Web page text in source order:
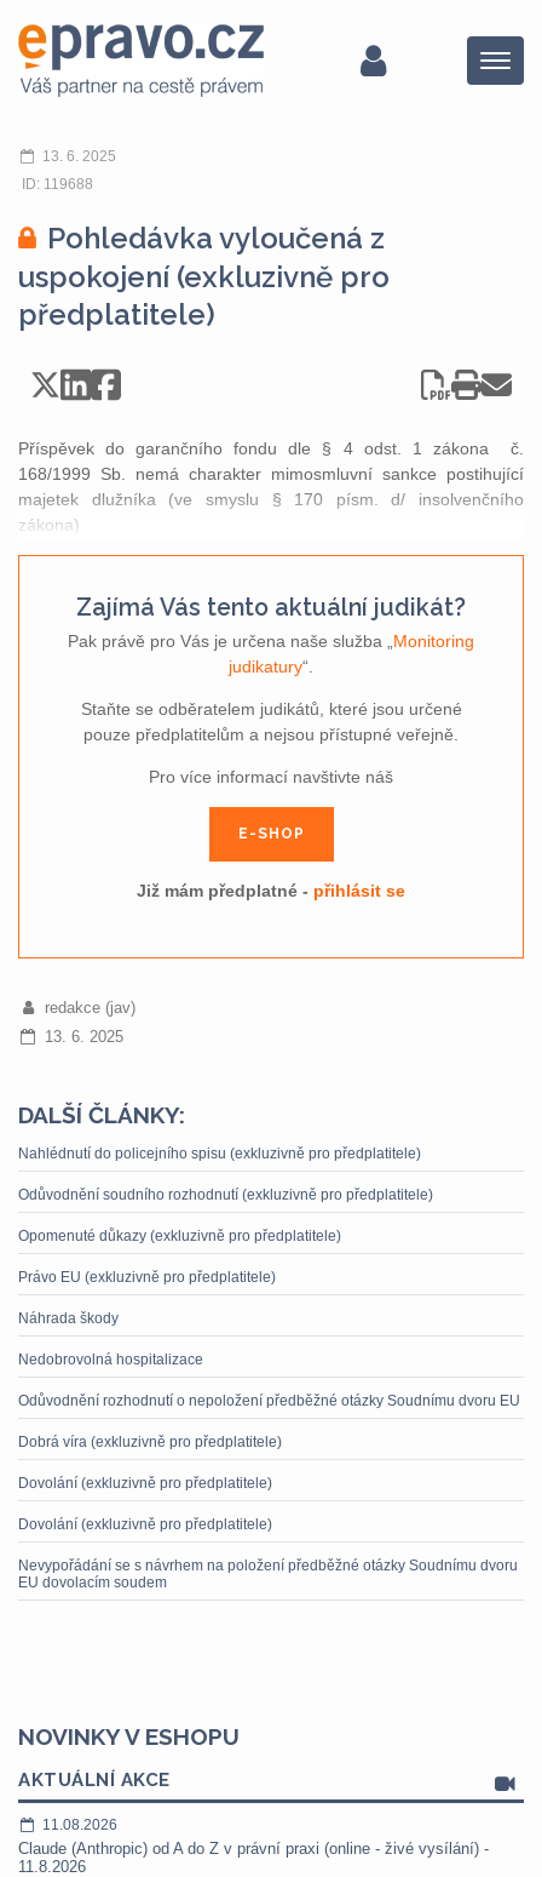
Menu
13. 6. 2025
ID: 119688
Pohledávka vyloučená z
uspokojení (exkluzivně pro
předplatitele)
Příspěvek do garančního fondu dle § 4 odst. 1 zákona č.
168/1999 Sb. nemá charakter mimosmluvní sankce postihující
majetek dlužníka (ve smyslu § 170 písm. d/ insolvenčního
zákona)
Zajímá Vás tento aktuální judikát?
Pak právě pro Vás je určena naše služba „ Monitoring
judikatury“.
Staňte se odběratelem judikátů, které jsou určené
pouze předplatitelům a nejsou přístupné veřejně.
Pro více informací navštivte náš
E-SHOP
Již mám předplatné - přihlásit se
redakce (jav)
13. 6. 2025
DALŠÍ ČLÁNKY:
Nahlédnutí do policejního spisu (exkluzivně pro předplatitele)
Odůvodnění soudního rozhodnutí (exkluzivně pro předplatitele)
Opomenuté důkazy (exkluzivně pro předplatitele)
Právo EU (exkluzivně pro předplatitele)
Náhrada škody
Nedobrovolná hospitalizace
Odůvodnění rozhodnutí o nepoložení předběžné otázky Soudnímu dvoru EU
Dobrá víra (exkluzivně pro předplatitele)
Dovolání (exkluzivně pro předplatitele)
Dovolání (exkluzivně pro předplatitele)
Nevypořádání se s návrhem na položení předběžné otázky Soudnímu dvoru
EU dovolacím soudem
NOVINKY V ESHOPU
AKTUÁLNÍ AKCE
11.08.2026
Claude (Anthropic) od A do Z v právní praxi (online - živé vysílání) -
11.8.2026